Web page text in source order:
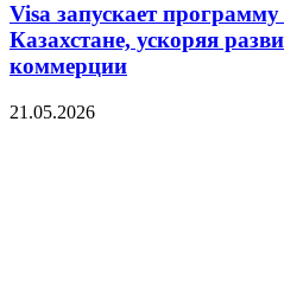
Visa запускает
Казахстане, ускоряя
коммерции
21.05.2026